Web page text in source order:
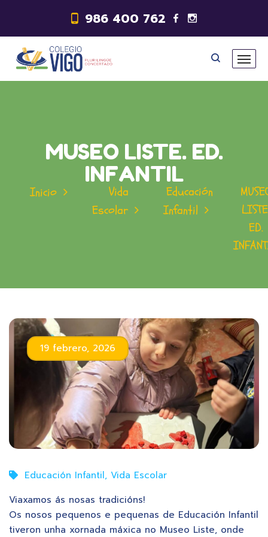
986 400 762
MUSEO LISTE. ED.
INFANTIL
Inicio
Vida
Escolar
Educación
Infantil
ED.
19 febrero, 2026
Educación Infantil, Vida Escolar
Viaxamos ás nosas tradicións!
Os nosos pequenos e pequenas de Educación Infantil
tiveron unha xornada máxica no Museo Liste, onde